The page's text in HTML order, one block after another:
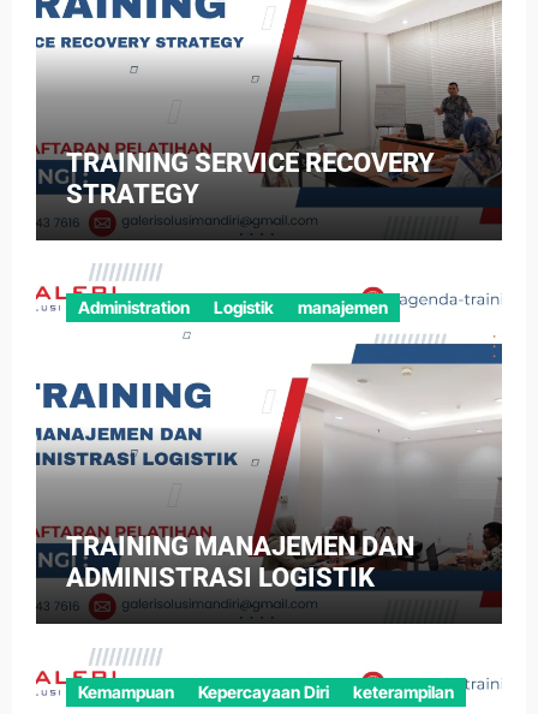
TRAINING SERVICE RECOVERY
STRATEGY
Administration Logistik manajemen
TRAINING MANAJEMEN DAN
ADMINISTRASI LOGISTIK
Kemampuan Kepercayaan Diri keterampilan